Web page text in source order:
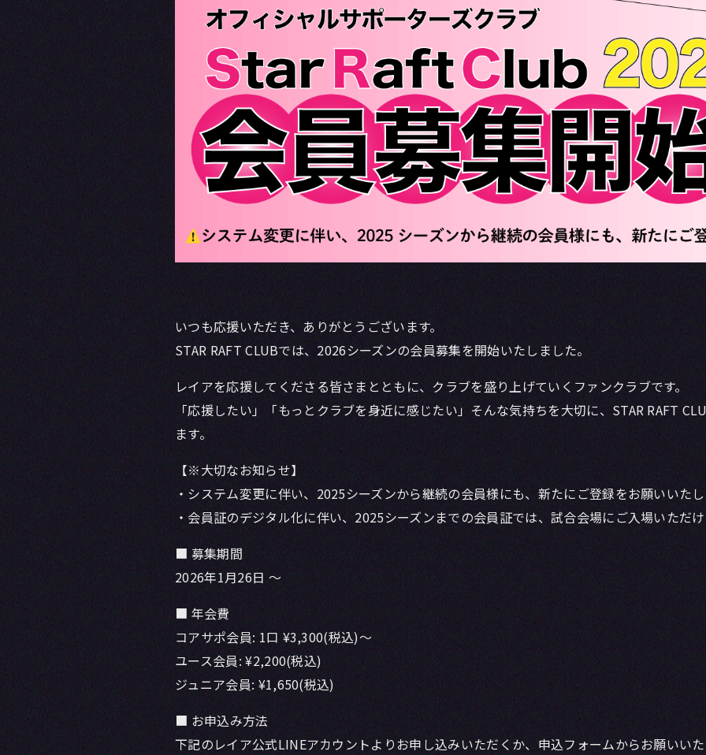
いつも応援いただき、ありがとうございます。
STAR RAFT CLUBでは、2026シーズンの会員募集を開始いたしました。
レイアを応援してくださる皆さまとともに、クラブを盛り上げていくファンクラブです。
「応援したい」「もっとクラブを身近に感じたい」そんな気持ちを大切に、STAR RAFT
ます。
【※大切なお知らせ】
・システム変更に伴い、2025シーズンから継続の会員様にも、新たにご登録をお願いいた
・会員証のデジタル化に伴い、2025シーズンまでの会員証では、試合会場にご入場いただ
■ 募集期間
2026年1月26日 〜
■ 年会費
コアサポ会員: 1口 ¥3,300(税込)〜
ユース会員: ¥2,200(税込)
ジュニア会員: ¥1,650(税込)
■ お申込み方法
下記のレイア公式LINEアカウントよりお申し込みいただくか、申込フォームからお願いい